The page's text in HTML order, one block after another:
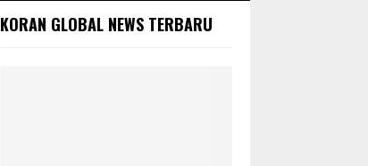
KORAN GLOBAL NEWS TERBARU